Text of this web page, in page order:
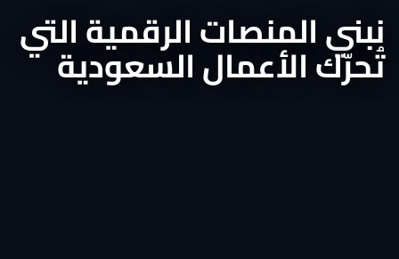
نبني المنصات الرقمية التي
تُحرّك الأعمال السعودية